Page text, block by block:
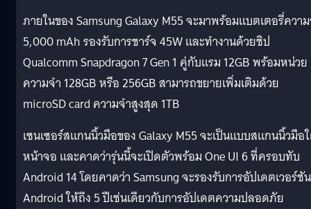
ภายในของ Samsung Galaxy M55 จะมาพร้อมแบตเตอรี่ควา
5,000 mAh รองรับการชาร์จ 45W และทำงานด้วยชิป
Qualcomm Snapdragon 7 Gen 1 คู่กับแรม 12GB พร้อมหน่วย
ความจำ 128GB หรือ 256GB สามารถขยายเพิ่มเติมด้วย
microSD card ความจำสูงสุด 1TB
เซนเซอร์สแกนนิ้วมือของ Galaxy M55 จะเป็นแบบสแกนนิ้วมือ
หน้าจอ และคาดว่ารุ่นนี้จะเปิดตัวพร้อม One UI 6 ที่ครอบทับ
Android 14 โดยคาดว่า Samsung จะรองรับการอัปเดตเวอร์ชัน
Android ให้ถึง 5 ปีเช่นเดียวกับการอัปเดตความปลอดภัย